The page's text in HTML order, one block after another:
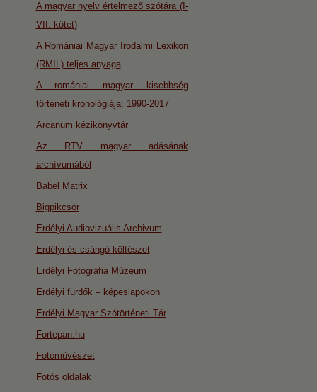
A magyar nyelv értelmező szótára (I-
VII. kötet)
A Romániai Magyar Irodalmi Lexikon
(RMIL) teljes anyaga
A romániai magyar kisebbség
történeti kronológiája: 1990-2017
Arcanum kézikönyvtár
Az RTV magyar adásának
archívumából
Babel Matrix
Bigpikcsör
Erdélyi Audiovizuális Archivum
Erdélyi és csángó költészet
Erdélyi Fotográfia Múzeum
Erdélyi fürdők – képeslapokon
Erdélyi Magyar Szótörténeti Tár
Fortepan.hu
Fotóművészet
Fotós oldalak